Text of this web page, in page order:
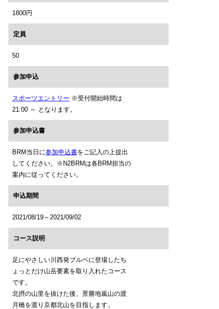
1800円
定員
50
参加申込
スポーツエントリー ※受付開始時間は
21:00 ～ となります。
参加申込書
BRM当日に参加申込書をご記入の上提出
してください。※N2BRMは各BRM担当の
案内に従ってください。
申込期間
2021/08/19～2021/09/02
コース説明
足にやさしい川西発ブルベに登場したち
ょっとだけ山岳要素を取り入れたコース
です。
北摂の山里を抜けた後、景勝地嵐山の渡
月橋を渡り京都北山を目指します。